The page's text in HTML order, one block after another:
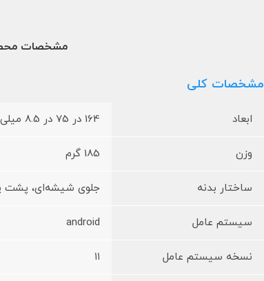
مشخصات
مشخصات کلی
ابعاد 164 در 75 در 8.5 میلی‌متر
وزن 185 گرم
ساختار بدنه جلوی شیشه‌ای، پشت
سیستم عامل android
نسخه سیستم عامل ۱۱